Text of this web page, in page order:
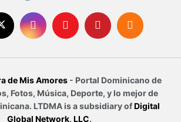
de Mis Amores- Portal Dominicano de
Fotos, Música, Deporte, y lo mejor de
LTDMA is a subsidiary ofDigital
Global Network, LLC.